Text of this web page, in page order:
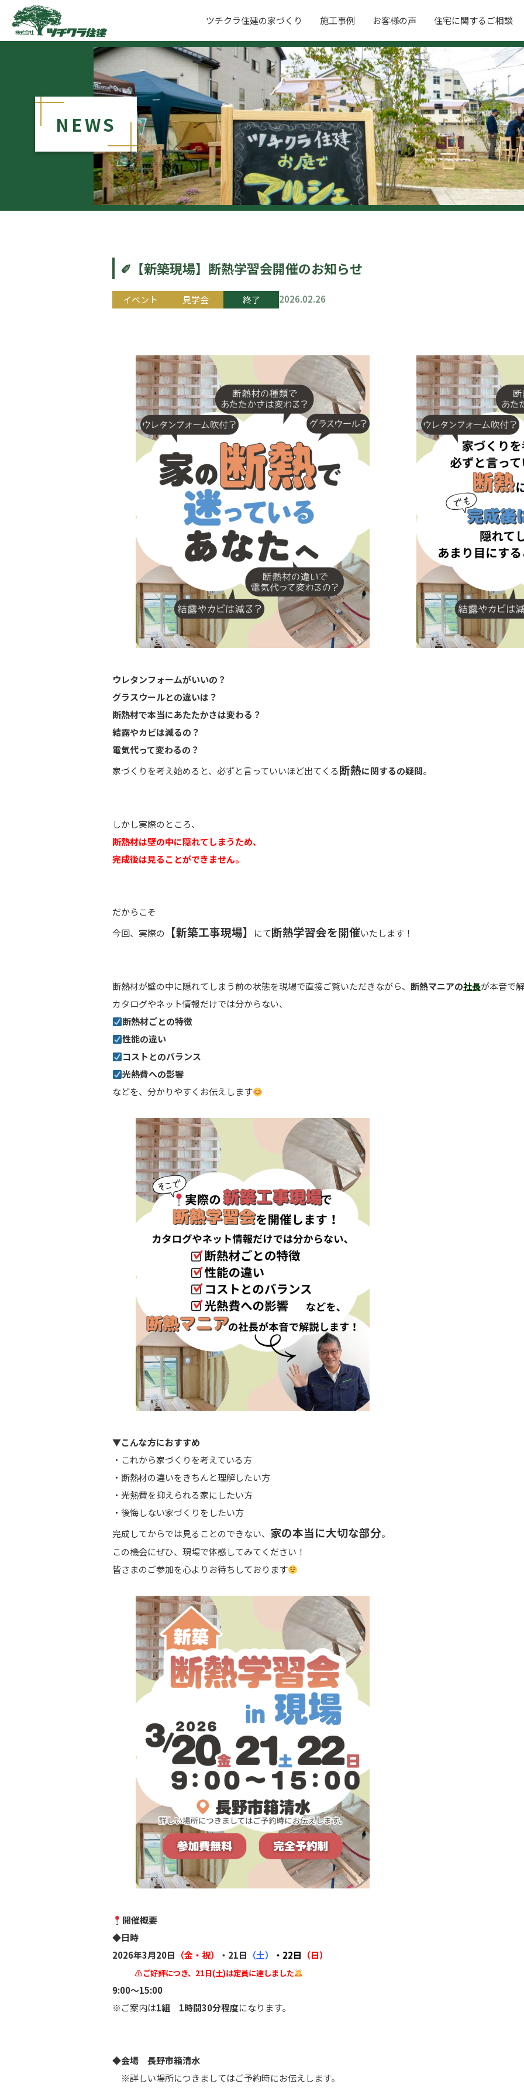
ツチクラ住建の家づくり 施工事例 お客様の声 住宅に関するご相談
NEWS
✐【新築現場】断熱学習会開催のお知らせ
イベント 見学会 終了 2026.02.26
ウレタンフォームがいいの？
グラスウールとの違いは？
断熱材で本当にあたたかさは変わる？
結露やカビは減るの？
電気代って変わるの？
家づくりを考え始めると、必ずと言っていいほど出てくる断熱に関するの疑問。
しかし実際のところ、
断熱材は壁の中に隠れてしまうため、
完成後は見ることができません。
だからこそ
今回、実際の
【新築工事現場】 にて断熱学習会を開催いたします！
断熱材が壁の中に隠れてしまう前の状態を現場で直接ご覧いただきながら、 断熱マニアの社長が本音で
カタログやネット情報だけでは分からない、
断熱材ごとの特徴
性能の違い
コストとのバランス
光熱費への影響
などを、分かりやすくお伝えします
▼こんな方におすすめ
・これから家づくりを考えている方
・断熱材の違いをきちんと理解したい方
・光熱費を抑えられる家にしたい方
・後悔しない家づくりをしたい方
完成してからでは見ることのできない、 家の本当に大切な部分。
この機会にぜひ、現場で体感してみてください！
皆さまのご参加を心よりお待ちしております
開催概要
◆日時
2026年3月20日 （金・祝） ・21日 （土） ・22日 （日）
⚠︎ご好評につき、21日(土)は定員に達しました
9:00～15:00
※ご案内は1組 1時間30分程度になります。
◆会場 長野市箱清水
※詳しい場所につきましてはご予約時にお伝えします。